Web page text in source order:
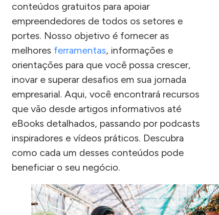
conteúdos gratuitos para apoiar
empreendedores de todos os setores e
portes. Nosso objetivo é fornecer as
melhores ferramentas, informações e
orientações para que você possa crescer,
inovar e superar desafios em sua jornada
empresarial. Aqui, você encontrará recursos
que vão desde artigos informativos até
eBooks detalhados, passando por podcasts
inspiradores e vídeos práticos. Descubra
como cada um desses conteúdos pode
beneficiar o seu negócio.